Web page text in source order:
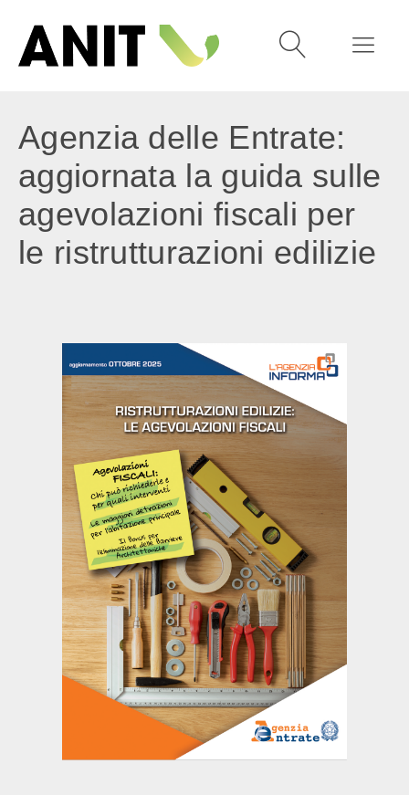
Agenzia delle Entrate:
aggiornata la guida sulle
agevolazioni fiscali per
le ristrutturazioni edilizie